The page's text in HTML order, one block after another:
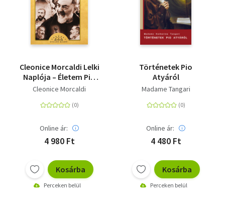
Cleonice Morcaldi Lelki
Naplója – Életem Pio
Atya Közelében
Cleonice Morcaldi
Online ár:
4 980 Ft
Kosárba
Perceken belül
Történetek Pio
Atyáról
Madame Tangari
Online ár:
4 480 Ft
Kosárba
Perceken belül